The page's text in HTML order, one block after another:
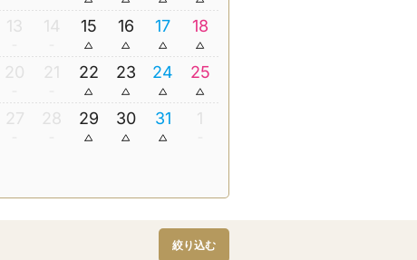
13 14 15 16 17 18
20 21 22 23 24 25
27 28 29 30 31 1
絞り込む